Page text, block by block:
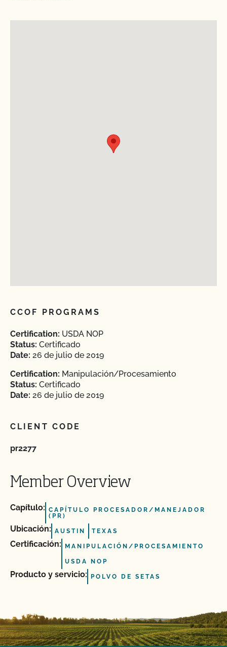
CCOF PROGRAMS
Certification: USDA NOP
Status: Certificado
Date: 26 de julio de 2019
Certification: Manipulación/Procesamiento
Status: Certificado
Date: 26 de julio de 2019
CLIENT CODE
pr2277
Member Overview
Capítulo: CAPÍTULO PROCESADOR/MANEJADOR
(PR)
Ubicación: AUSTIN TEXAS
Certificación: MANIPULACIÓN/PROCESAMIENTO
USDA NOP
Producto y servicio: POLVO DE SETAS